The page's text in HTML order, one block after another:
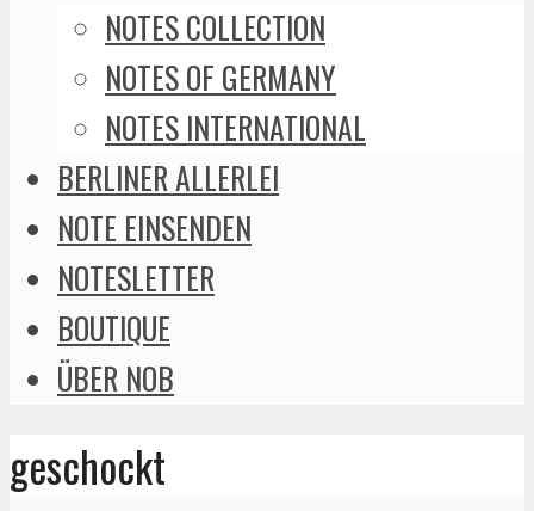
NOTES COLLECTION
NOTES OF GERMANY
NOTES INTERNATIONAL
BERLINER ALLERLEI
NOTE EINSENDEN
NOTESLETTER
BOUTIQUE
ÜBER NOB
geschockt